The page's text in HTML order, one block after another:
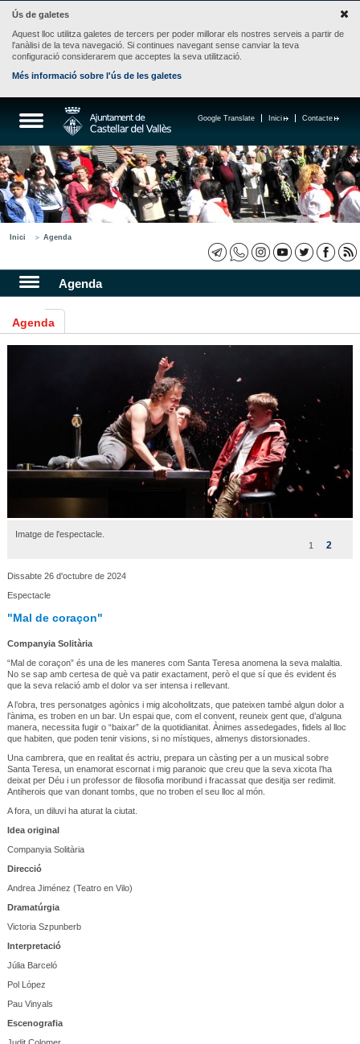
Ús de galetes
Aquest lloc utilitza galetes de tercers per poder millorar els nostres serveis a partir de
l'anàlisi de la teva navegació. Si continues navegant sense canviar la teva
configuració considerarem que acceptes la seva utilització.
Més informació sobre l'ús de les galetes
Contacte
Inici
Google Translate
Inici Agenda
Agenda
Agenda
Imatge de l'espectacle.
1
2
Dissabte 26 d'octubre de 2024
Espectacle
"Mal de coraçon"
Companyia Solitària
“Mal de coraçon” és una de les maneres com Santa Teresa anomena la seva malaltia.
No se sap amb certesa de què va patir exactament, però el que sí que és evident és
que la seva relació amb el dolor va ser intensa i rellevant.
A l’obra, tres personatges agònics i mig alcoholitzats, que pateixen també algun dolor a
l’ànima, es troben en un bar. Un espai que, com el convent, reuneix gent que, d’alguna
manera, necessita fugir o “baixar” de la quotidianitat. Ànimes assedegades, fidels al lloc
que habiten, que poden tenir visions, si no místiques, almenys distorsionades.
Una cambrera, que en realitat és actriu, prepara un càsting per a un musical sobre
Santa Teresa, un enamorat escornat i mig paranoic que creu que la seva xicota l’ha
deixat per Déu i un professor de filosofia moribund i fracassat que desitja ser redimit.
Antiherois que van donant tombs, que no troben el seu lloc al món.
A fora, un diluvi ha aturat la ciutat.
Idea original
Companyia Solitària
Direcció
Andrea Jiménez (Teatro en Vilo)
Dramatúrgia
Victoria Szpunberb
Interpretació
Júlia Barceló
Pol López
Pau Vinyals
Escenografia